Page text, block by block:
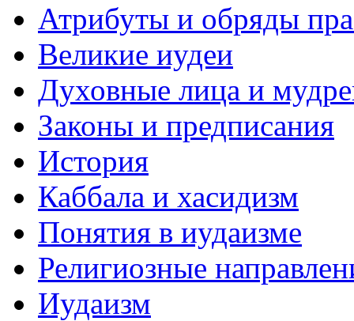
Атрибуты и обряды
Великие иудеи
Духовные лица и
Законы и предписания
История
Каббала и хасидизм
Понятия в иудаизме
Религиозные
Иудаизм